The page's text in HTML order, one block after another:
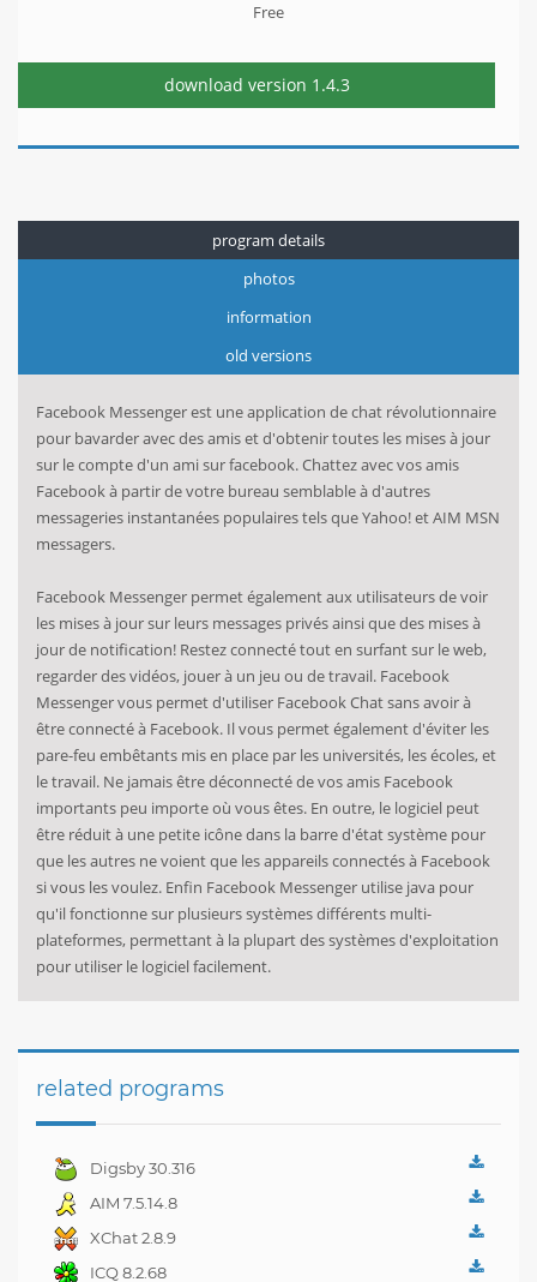
Free
download version 1.4.3
program details
photos
information
old versions
Facebook Messenger est une application de chat révolutionnaire
pour bavarder avec des amiset d'obtenirtoutes les mises à jour
sur le compted'un amisur facebook.Chattez avec vos amis
Facebook à partir de votre bureau semblable àd'autres
messageries instantanées populairestels queYahoo! etAIM MSN
messagers.
Facebook Messenger permet également aux utilisateursde voir
les mises à joursur leurs messages privésainsi que des mises à
jourde notification! Restez connectétout en surfant sur le web,
regarder des vidéos, jouer à un jeu ou de travail. Facebook
Messengervous permet d'utiliser Facebook Chatsans avoir à
être connectéà Facebook. Il vous permet égalementd'éviter les
pare-feu embêtants mis en place par les universités, les écoles,et
le travail. Ne jamaisêtre déconnecté devos amis Facebook
importants peu importe où vous êtes. En outre, le logiciel peut
être réduit à une petite icônedans la barre d'état système pour
que les autres ne voient que les appareils connectésà Facebook
si vous les voulez. Enfin Facebook Messenger utilise java pour
qu'il fonctionnesur plusieurssystèmesdifférents multi-
plateformes, permettant à la plupartdes systèmes d'exploitation
pour utiliser le logicielfacilement.
related programs
Digsby 30.316
AIM 7.5.14.8
XChat 2.8.9
ICQ 8.2.68